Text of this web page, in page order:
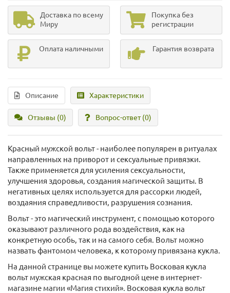
Доставка по всему
Миру
Покупка без
регистрации
Оплата наличными Гарантия возврата
Описание Характеристики
Отзывы (0) Вопрос-ответ(0)
Красный мужской вольт - наиболее популярен в ритуалах
направленных на приворот и сексуальные привязки.
Также применяется для усиления сексуальности,
улучшения здоровья, создания магической защиты. В
негативных целях используется для рассорки людей,
воздаяния справедливости, разрушения сознания.
Вольт - это магический инструмент, с помощью которого
оказывают различного рода воздействия, как на
конкретную особь, так и на самого себя. Вольт можно
назвать фантомом человека, к которому привязана кукла.
На данной странице вы можете купить Восковая кукла
вольт мужская красная по выгодной цене в интернет-
магазине магии «Магия стихий». Восковая кукла вольт